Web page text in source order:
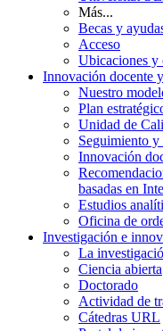
Más...
Becas y
Acceso
Ubicaciones y
Innovación docente
Nuestro
Plan
Unidad de
Seguimiento
Innovación
basadas en
Estudios
Oficina de
Investigación e
La
Ciencia abierta
Doctorado
Actividad de
Cátedras URL